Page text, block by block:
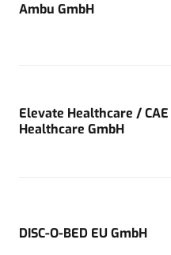
Ambu GmbH
Elevate Healthcare / CAE
Healthcare GmbH
DISC-O-BED EU GmbH